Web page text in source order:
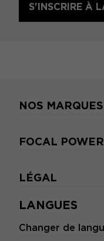
S'INSCRIRE À
LANGUES
Changer de
NOS MARQUES
FOCAL
LÉGAL